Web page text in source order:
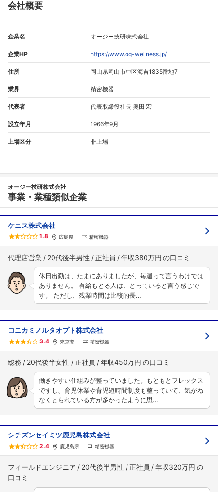
会社概要
企業名 オージー技研株式会社
企業HP https://www.og-wellness.jp/
住所 岡山県岡山市中区海吉1835番地7
業界 精密機器
代表者 代表取締役社長 奥田 宏
設立年月 1966年9月
上場区分 非上場
オージー技研株式会社
事業・業種類似企業
ケニス株式会社
1.8 広島県 精密機器
代理店営業 20代後半男性 正社員 年収380万円
休日出勤は、たまにありましたが、毎週って言うわけでは
ありません。 有給もとる人は、とっていると言う感じで
す。 ただし、残業時間は比較的長…
コニカミノルタオプト株式会社
3.4 東京都 精密機器
総務 20代後半女性 正社員 年収450万円
働きやすい仕組みが整っていました。もともとフレックス
ですし、育児休業や育児短時間制度も整っていて、気がね
なくとられている方が多かったように思…
シチズンセイミツ鹿児島株式会社
2.4 鹿児島県 精密機器
フィールドエンジニア 20代後半男性 正社員 年収320万円